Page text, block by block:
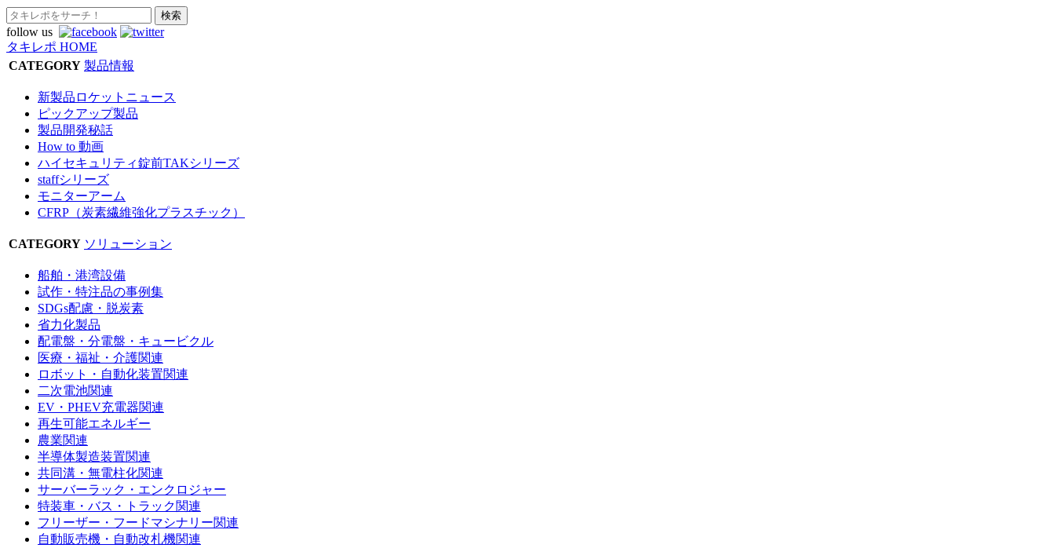
follow us
タキレポ HOME
CATEGORY 製品情報
新製品ロケットニュース
ピックアップ製品
製品開発秘話
How to 動画
ハイセキュリティ錠前TAKシリーズ
staffシリーズ
モニターアーム
CFRP（炭素繊維強化プラスチック）
CATEGORY ソリューション
船舶・港湾設備
試作・特注品の事例集
SDGs配慮・脱炭素
省力化製品
配電盤・分電盤・キュービクル
医療・福祉・介護関連
ロボット・自動化装置関連
二次電池関連
EV・PHEV充電器関連
再生可能エネルギー
農業関連
半導体製造装置関連
共同溝・無電柱化関連
サーバーラック・エンクロジャー
特装車・バス・トラック関連
フリーザー・フードマシナリー関連
自動販売機・自動改札機関連